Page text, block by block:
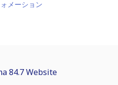
メーション
84.7 Website